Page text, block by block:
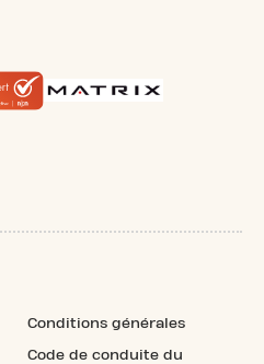
Conditions générales
Code de conduite du